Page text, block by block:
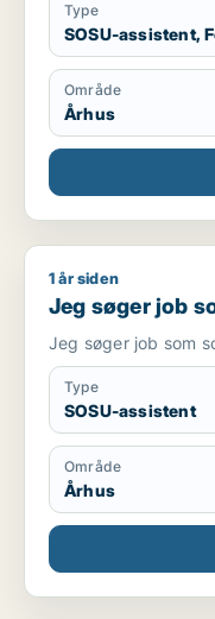
Type
SOSU-assistent,
Område
Århus
Jeg søger job som
1 år siden
Jeg søger job
Jeg søger job som
Type
SOSU-assistent
Område
Århus